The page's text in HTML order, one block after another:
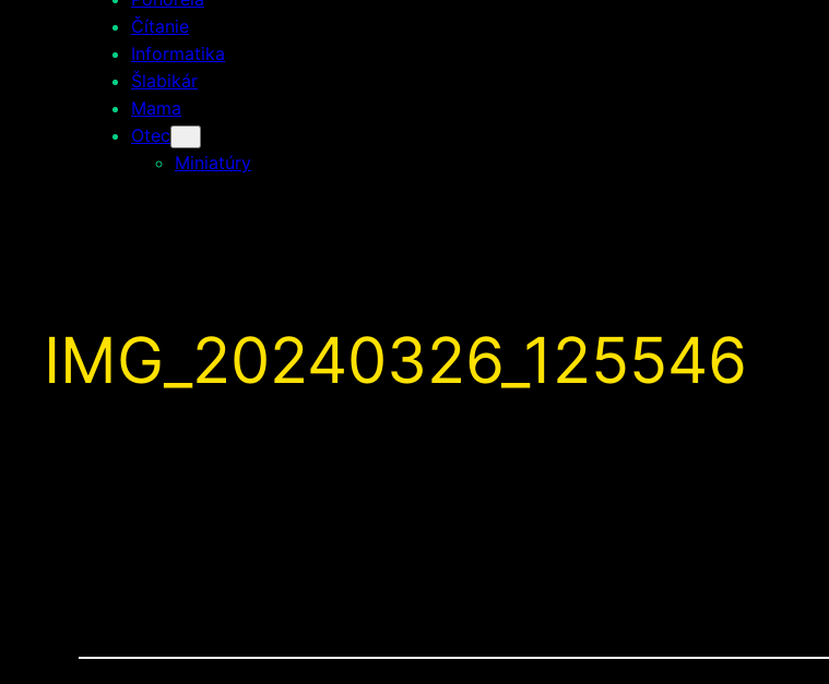
Čítanie
Informatika
Šlabikár
Mama
Otec
Miniatúry
IMG_20240326_125546